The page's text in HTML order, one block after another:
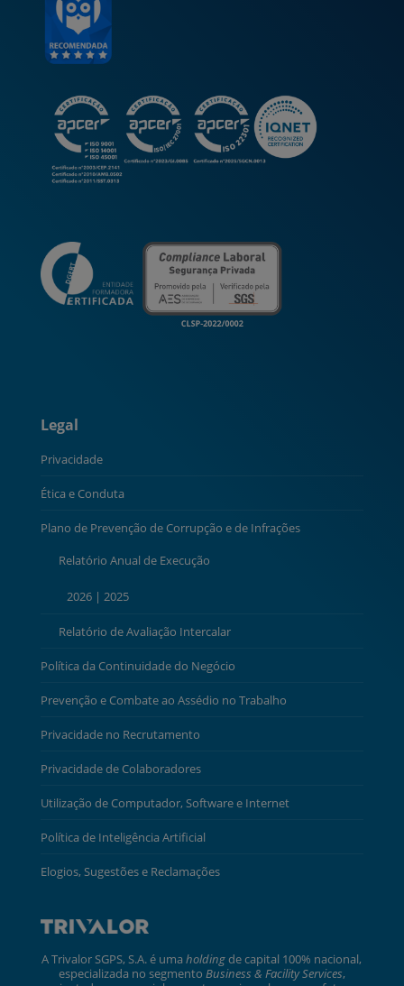
Legal
Privacidade
Ética e Conduta
Plano de Prevenção de Corrupção e de Infrações
Relatório Anual de Execução
2026| 2025
Relatório de Avaliação Intercalar
Política da Continuidade do Negócio
Prevenção e Combate ao Assédio no Trabalho
Privacidade no Recrutamento
Privacidade de Colaboradores
Utilização de Computador, Software e Internet
Política de Inteligência Artificial
Elogios, Sugestões e Reclamações
A Trivalor SGPS, S.A. é umaholdingde capital 100% nacional,
especializada no segmento Business & Facility Services,